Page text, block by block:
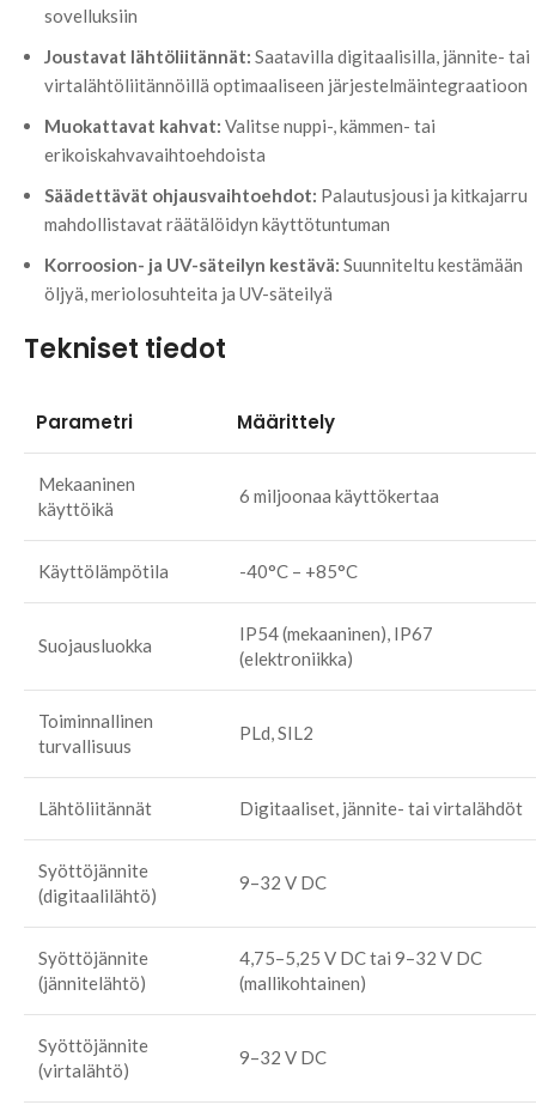
sovelluksiin
Joustavat lähtöliitännät: Saatavilla digitaalisilla, jännite- tai
virtalähtöliitännöillä optimaaliseen järjestelmäintegraatioon
Muokattavat kahvat: Valitse nuppi-, kämmen- tai
erikoiskahvavaihtoehdoista
Säädettävät ohjausvaihtoehdot: Palautusjousi ja kitkajarru
mahdollistavat räätälöidyn käyttötuntuman
Korroosion- ja UV-säteilyn kestävä: Suunniteltu kestämään
öljyä, meriolosuhteita ja UV-säteilyä
Tekniset tiedot
Parametri Määrittely
Mekaaninen
käyttöikä
6 miljoonaa käyttökertaa
Käyttölämpötila -40°C – +85°C
Suojausluokka
IP54 (mekaaninen), IP67
(elektroniikka)
Toiminnallinen
turvallisuus
PLd, SIL2
Lähtöliitännät Digitaaliset, jännite- tai virtalähdöt
Syöttöjännite
(digitaalilähtö)
9–32 V DC
Syöttöjännite
(jännitelähtö)
4,75–5,25 V DC tai 9–32 V DC
(mallikohtainen)
Syöttöjännite
(virtalähtö)
9–32 V DC